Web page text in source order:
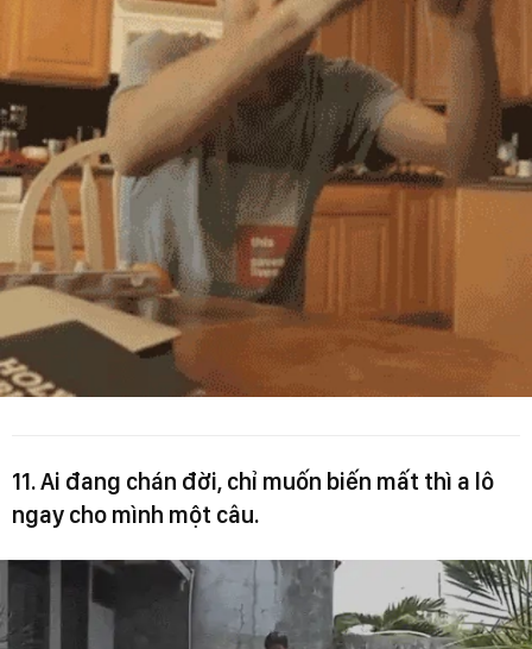
11. Ai đang chán đời, chỉ muốn biến mất thì a lô
ngay cho mình một câu.